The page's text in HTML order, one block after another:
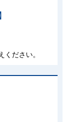
ださい。